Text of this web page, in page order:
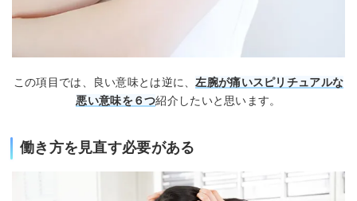
この項目では、良い意味とは逆に、 左腕が痛いスピリチュアルな
悪い意味を６つ紹介したいと思います。
働き方を見直す必要がある